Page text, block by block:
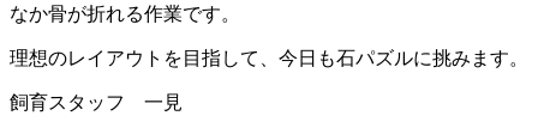
なか骨が折れる作業です。
理想のレイアウトを目指して、今日も石パズルに挑みます。
飼育スタッフ 一見